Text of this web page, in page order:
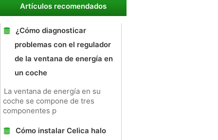
Artículos recomendados
¿Cómo diagnosticar
problemas con el regulador
de la ventana de energía en
un coche
La ventana de energía en su
coche se compone de tres
componentes p
Cómo instalar Celica halo